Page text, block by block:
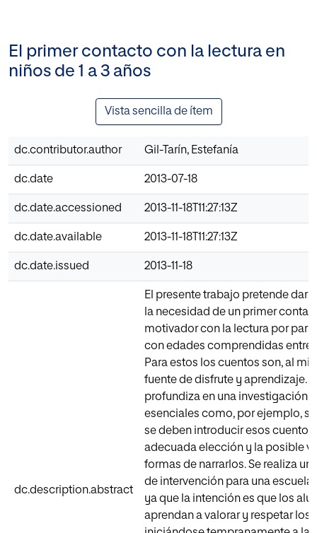
El primer contacto con la lectura en
niños de 1 a 3 años
Vista sencilla de ítem
dc.contributor.author Gil-Tarín, Estefanía
dc.date 2013-07-18
dc.date.accessioned 2013-11-18T11:27:13Z
dc.date.available 2013-11-18T11:27:13Z
dc.date.issued 2013-11-18
dc.description.abstract
El presente trabajo pretende dar
la necesidad de un primer
motivador con la lectura por
con edades comprendidas entre
Para estos los cuentos son, al
fuente de disfrute y aprendizaje.
profundiza en una investigación
esenciales como, por ejemplo,
se deben introducir esos
adecuada elección y la posible
formas de narrarlos. Se realiza
de intervención para una escuela
ya que la intención es que los
aprendan a valorar y respetar los